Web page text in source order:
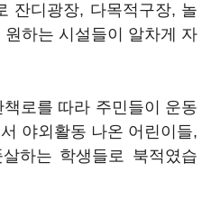
잔디광장, 다목적구장, 놀
하는 시설들이 알차게 자
로를 따라 주민들이 운동
야외활동 나온 어린이들,
하는 학생들로 북적였습